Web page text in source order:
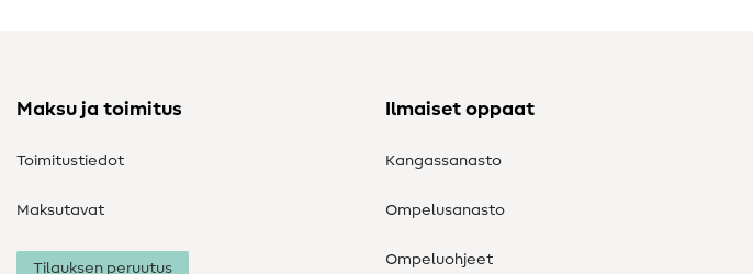
Maksu ja toimitus
Toimitustiedot
Maksutavat
Tilauksen peruutus
Ilmaiset oppaat
Kangassanasto
Ompelusanasto
Ompeluohjeet